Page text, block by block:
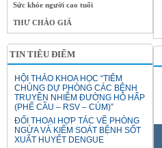
Sức khỏe người cao tuổi
THƯ CHÀO GIÁ
TIN TIÊU ĐIỂM
HỘI THẢO KHOA HỌC “TIÊM
CHỦNG DỰ PHÒNG CÁC BỆNH
TRUYỀN NHIỄM ĐƯỜNG HÔ HẤP
(PHẾ CẦU – RSV – CÚM)”
ĐỐI THOẠI HỢP TÁC VỀ PHÒNG
NGỪA VÀ KIỂM SOÁT BỆNH SỐT
XUẤT HUYẾT DENGUE